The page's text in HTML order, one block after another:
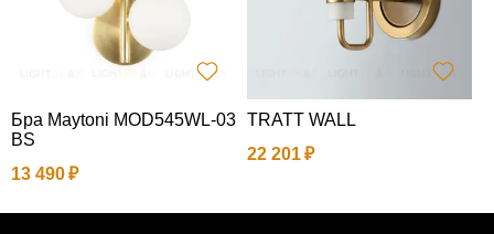
Бра Maytoni MOD545WL-03
BS
13 490
TRATT WALL
22 201